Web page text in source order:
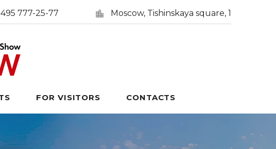
777-25-77 Moscow, Tishinskaya square, 1
FOR VISITORS CONTACTS